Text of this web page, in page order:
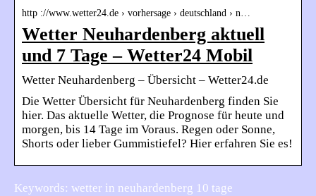
http ://www.wetter24.de › vorhersage › deutschland › n…
Wetter Neuhardenberg aktuell
und 7 Tage – Wetter24 Mobil
Wetter Neuhardenberg – Übersicht – Wetter24.de
Die Wetter Übersicht für Neuhardenberg finden Sie
hier. Das aktuelle Wetter, die Prognose für heute und
morgen, bis 14 Tage im Voraus. Regen oder Sonne,
Shorts oder lieber Gummistiefel? Hier erfahren Sie es!
Keywords: wetter in neuhardenberg 10 tage